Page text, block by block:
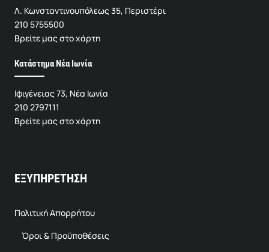
Λ. Κωνσταντινουπόλεως 35, Περιστέρι
210 5755500
Βρείτε μας στο χάρτη
Κατάστημα Νέα Ιωνία
Ιφιγένειας 73, Νέα Ιωνία
210 2797111
Βρείτε μας στο χάρτη
ΕΞΥΠΗΡΕΤΗΣΗ
Πολιτική Απορρήτου
Όροι & Προϋποθέσεις